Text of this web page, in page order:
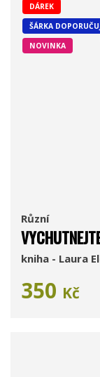
DÁREK
ŠÁRKA
NOVINKA
Různí
kniha - Laura
350 Kč